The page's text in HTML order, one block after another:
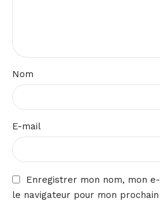
Nom
E-mail
Enregistrer mon nom, mon
le navigateur pour mon